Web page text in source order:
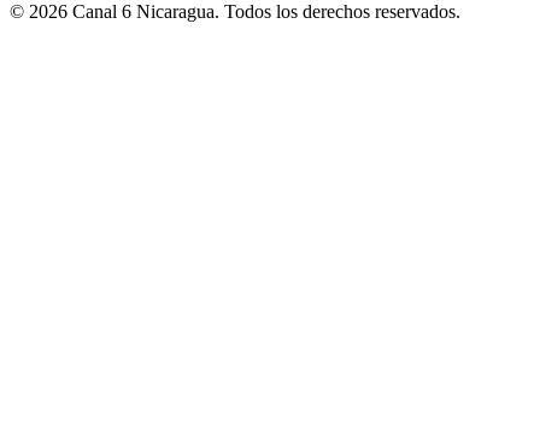
© 2026 Canal 6 Nicaragua. Todos los derechos reservados.